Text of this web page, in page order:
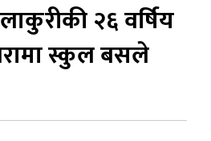
२६ वर्षिय
स्कुल बसले